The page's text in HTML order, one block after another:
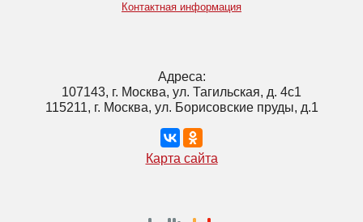
Контактная информация
Адреса:
107143, г. Москва, ул. Тагильская, д. 4с1
115211, г. Москва, ул. Борисовские пруды, д.1
Карта сайта